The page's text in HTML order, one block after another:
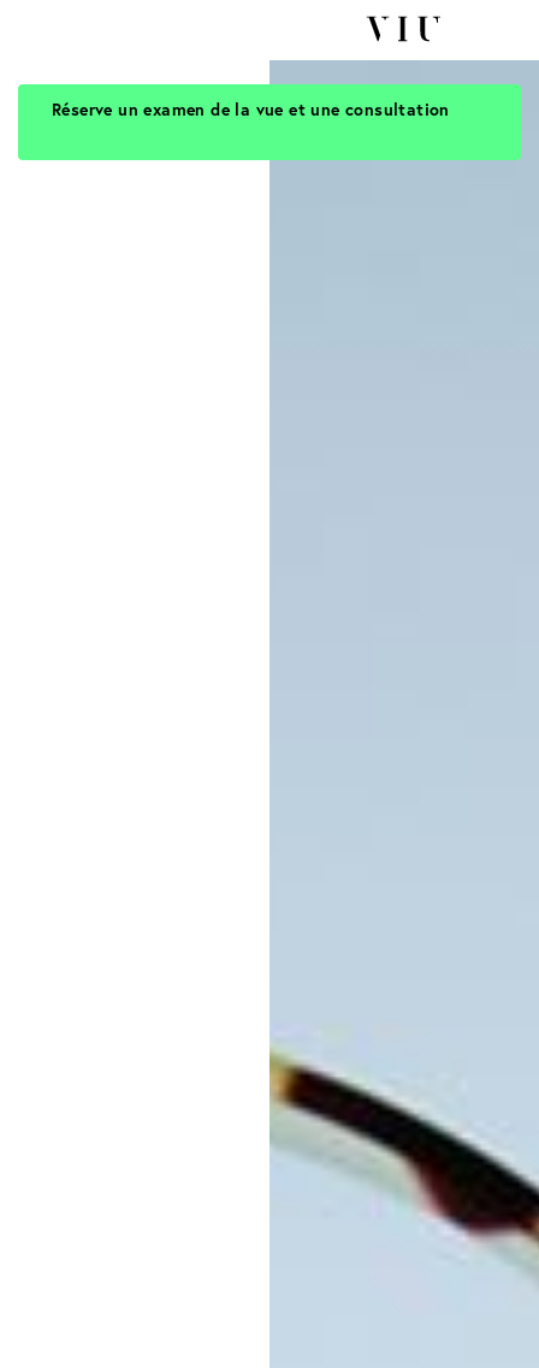
Réserve un examen de la vue et une consultation